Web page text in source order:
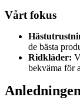
Vårt fokus
de bästa
Ridkläder:
bekväma för